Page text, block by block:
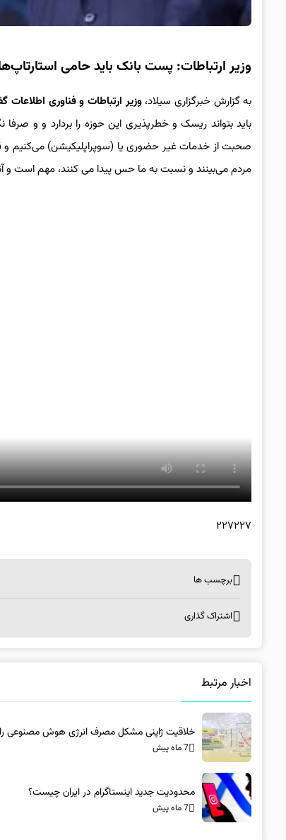
وزیر ارتباطات: پست بانک باید حامی
به گزارش خبرگزاری سیلاد، وزیر ارتباطات و فناوری اطلاعات
باید بتواند ریسک و خطرپذیری این حوزه را بردارد و و
صحبت از خدمات غیر حضوری یا (سوپراپلیکیشن) می‌کنیم و
مردم می‌بینند و نسبت به ما حس پیدا می کنند، مهم است و
۲۲۷۲۲۷
برچسب ها
اشتراک گذاری
اخبار مرتبط
خلاقیت ژاپنی مشکل مصرف انرژی هوش مصنوعی
7 ماه پیش
محدودیت جدید اینستاگرام در ایران چیست؟
7 ماه پیش